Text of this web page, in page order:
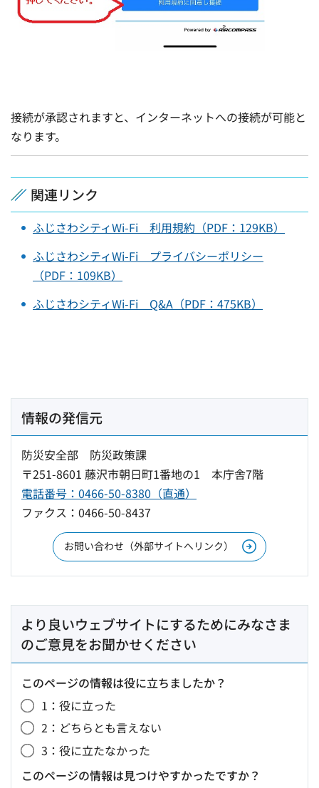
接続が承認されますと、インターネットへの接続が可能と
なります。
関連リンク
ふじさわシティWi-Fi 利用規約（PDF：129KB）
ふじさわシティWi-Fi プライバシーポリシー
（PDF：109KB）
ふじさわシティWi-Fi Q&A（PDF：475KB）
情報の発信元
防災安全部 防災政策課
〒251-8601 藤沢市朝日町1番地の1 本庁舎7階
電話番号：0466-50-8380（直通）
ファクス：0466-50-8437
お問い合わせ（外部サイトへリンク）
より良いウェブサイトにするためにみなさま
のご意見をお聞かせください
このページの情報は役に立ちましたか？
1：役に立った
2：どちらとも言えない
3：役に立たなかった
このページの情報は見つけやすかったですか？